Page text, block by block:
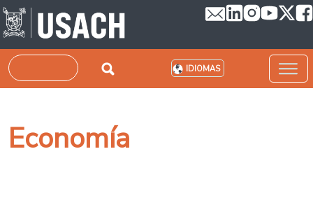
Pasar al contenido principal
Buscar IDIOMAS
Economía